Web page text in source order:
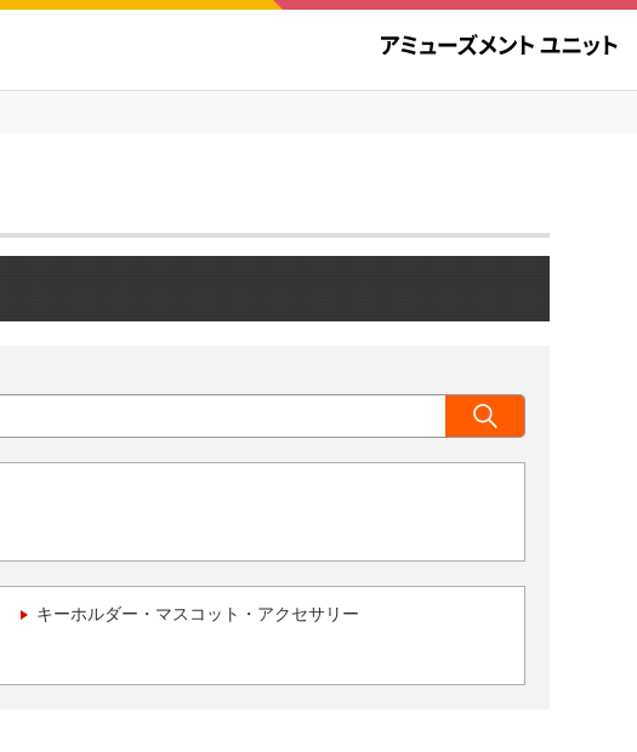
キーホルダー・マスコット・アクセサリー